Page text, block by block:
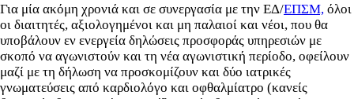
Για μία ακόμη χρονιά και σε συνεργασία με την ΕΔ/ΕΠΣΜ, όλοι
οι διαιτητές, αξιολογημένοι και μη παλαιοί και νέοι, που θα
υποβάλουν εν ενεργεία δηλώσεις προσφοράς υπηρεσιών με
σκοπό να αγωνιστούν και τη νέα αγωνιστική περίοδο, οφείλουν
μαζί με τη δήλωση να προσκομίζουν και δύο ιατρικές
γνωματεύσεις από καρδιολόγο και οφθαλμίατρο (κανείς